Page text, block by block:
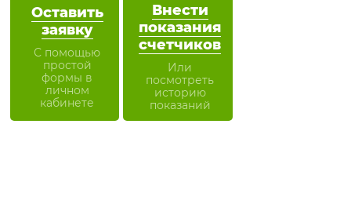
Оставить
заявку
С помощью
простой
формы в
личном
кабинете
Внести
показания
счетчиков
Или
посмотреть
историю
показаний